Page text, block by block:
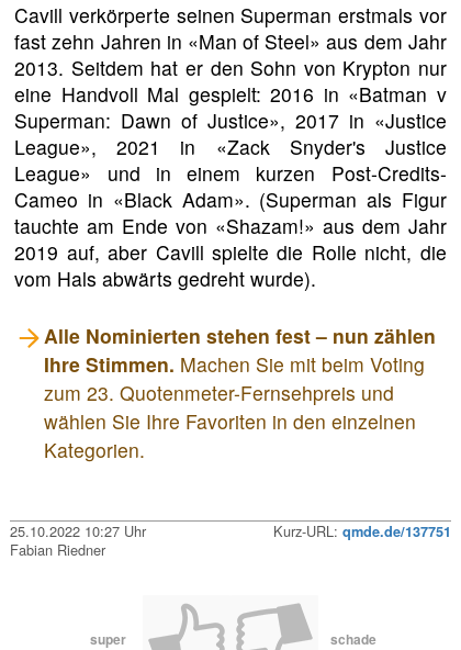
Cavill verkörperte seinen Superman erstmals vor
fast zehn Jahren in «Man of Steel» aus dem Jahr
2013. Seitdem hat er den Sohn von Krypton nur
eine Handvoll Mal gespielt: 2016 in «Batman v
Superman: Dawn of Justice», 2017 in «Justice
League», 2021 in «Zack Snyder's Justice
League» und in einem kurzen Post-Credits-
Cameo in «Black Adam». (Superman als Figur
tauchte am Ende von «Shazam!» aus dem Jahr
2019 auf, aber Cavill spielte die Rolle nicht, die
vom Hals abwärts gedreht wurde).
Alle Nominierten stehen fest – nun zählen
Ihre Stimmen. Machen Sie mit beim Voting
zum 23. Quotenmeter-Fernsehpreis und
wählen Sie Ihre Favoriten in den einzelnen
Kategorien.
25.10.2022 10:27 Uhr Kurz-URL: qmde.de/137751
Fabian Riedner
super schade